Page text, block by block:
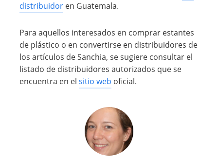
distribuidor en Guatemala.
Para aquellos interesados en comprar estantes
de plástico o en convertirse en distribuidores de
los artículos de Sanchia, se sugiere consultar el
listado de distribuidores autorizados que se
encuentra en el sitio web oficial.